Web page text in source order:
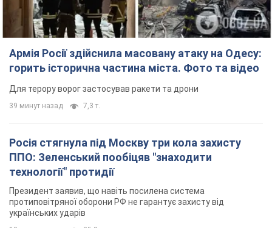
Армія Росії здійснила масовану атаку на Одесу:
горить історична частина міста. Фото та відео
Для терору ворог застосував ракети та дрони
39 минут назад 7,3 т.
Росія стягнула під Москву три кола захисту
ППО: Зеленський пообіцяв "знаходити
технології" протидії
Президент заявив, що навіть посилена система
протиповітряної оборони РФ не гарантує захисту від
українських ударів